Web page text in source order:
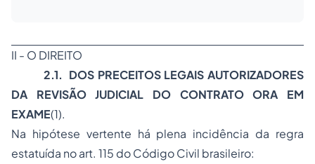
II - O DIREITO
2.1.  DOS PRECEITOS LEGAIS AUTORIZADORES
DA REVISÃO JUDICIAL DO CONTRATO ORA EM
EXAME(1).
Na hipótese vertente há plena incidência da regra
estatuída no art. 115 do Código Civil brasileiro: